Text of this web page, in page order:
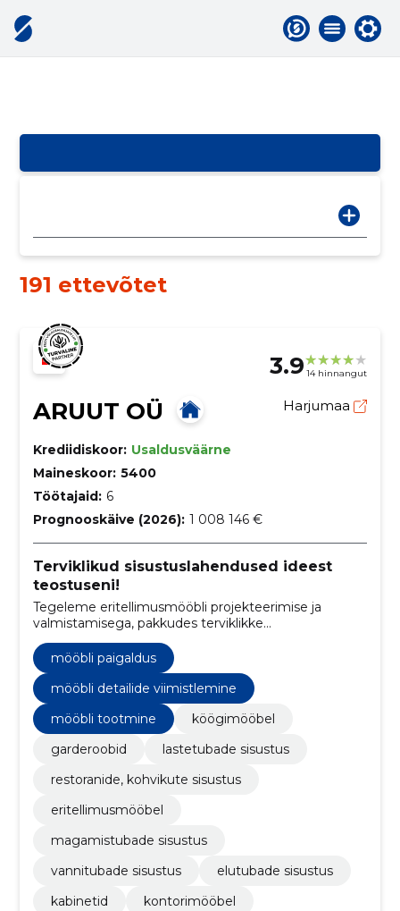
191 ettevõtet
3.9 14 hinnangut
ARUUT OÜ Harjumaa
Krediidiskoor: Usaldusväärne
Maineskoor: 5400
Töötajaid: 6
Prognooskäive (2026): 1 008 146 €
Terviklikud sisustuslahendused ideest
teostuseni!
Tegeleme eritellimusmööbli projekteerimise ja
valmistamisega, pakkudes terviklikke
sisustuslahendusi alates köögimööblist ja
garderoobisüsteemidest kuni kontorite, restoranide ja
hotellide sisustuseni.
mööbli paigaldus
mööbli detailide viimistlemine
mööbli tootmine
köögimööbel
garderoobid
lastetubade sisustus
restoranide, kohvikute sisustus
eritellimusmööbel
magamistubade sisustus
vannitubade sisustus
elutubade sisustus
kabinetid
kontorimööbel